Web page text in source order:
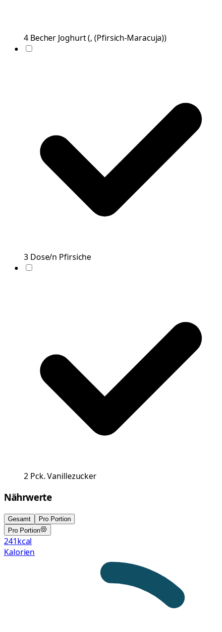
4 Becher Joghurt(, (Pfirsich-Maracuja))
3 Dose/n Pfirsiche
2 Pck.Vanillezucker
Nährwerte
Gesamt
Pro Portion
Pro Portion
241kcal
Kalorien